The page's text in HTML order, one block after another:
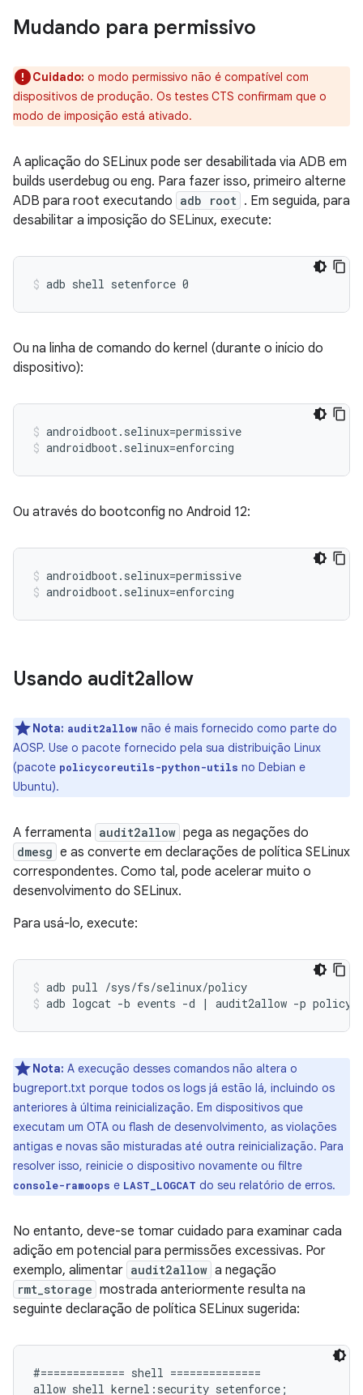
Mudando para permissivo
Cuidado: o modo permissivo não é compatível com
dispositivos de produção. Os testes CTS confirmam que o
modo de imposição está ativado.
A aplicação do SELinux pode ser desabilitada via ADB em
builds userdebug ou eng. Para fazer isso, primeiro alterne
ADB para root executando adb root . Em seguida, para
desabilitar a imposição do SELinux, execute:
Ou na linha de comando do kernel (durante o início do
dispositivo):
androidboot.selinux=permissive
androidboot.selinux=enforcing
Ou através do bootconfig no Android 12:
androidboot.selinux=permissive
androidboot.selinux=enforcing
Usando audit2allow
Nota: audit2allow não é mais fornecido como parte do
AOSP. Use o pacote fornecido pela sua distribuição Linux
(pacote policycoreutils-python-utils no Debian e
Ubuntu).
A ferramenta audit2allow pega as negações do
dmesg e as converte em declarações de política SELinux
correspondentes. Como tal, pode acelerar muito o
desenvolvimento do SELinux.
Para usá-lo, execute:
adb pull /sys/fs/selinux/policy
adb logcat -b events -d | audit2allow -p policy
Nota: A execução desses comandos não altera o
bugreport.txt porque todos os logs já estão lá, incluindo os
anteriores à última reinicialização. Em dispositivos que
executam um OTA ou flash de desenvolvimento, as violações
antigas e novas são misturadas até outra reinicialização. Para
resolver isso, reinicie o dispositivo novamente ou filtre
console-ramoops e LAST_LOGCAT do seu relatório de erros.
No entanto, deve-se tomar cuidado para examinar cada
adição em potencial para permissões excessivas. Por
exemplo, alimentar audit2allow a negação
rmt_storage mostrada anteriormente resulta na
seguinte declaração de política SELinux sugerida:
#============= shell ==============
allow shell kernel:security setenforce;